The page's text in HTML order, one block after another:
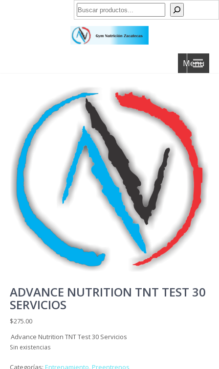
Buscar
Menu
ADVANCE NUTRITION TNT TEST 30
SERVICIOS
$275.00
Advance Nutrition TNT Test 30 Servicios
Sin existencias
Categorías: Entrenamiento,Preentrenos